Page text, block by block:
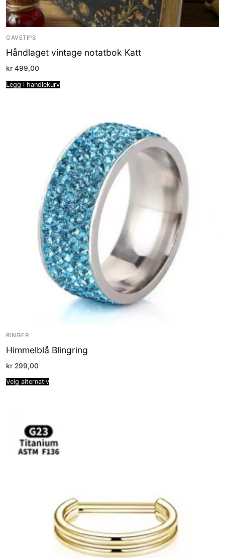
GAVETIPS
Håndlaget vintage notatbok Katt
kr 499,00
Legg i handlekurv
RINGER
Himmelblå Blingring
kr 299,00
Velg alternativ